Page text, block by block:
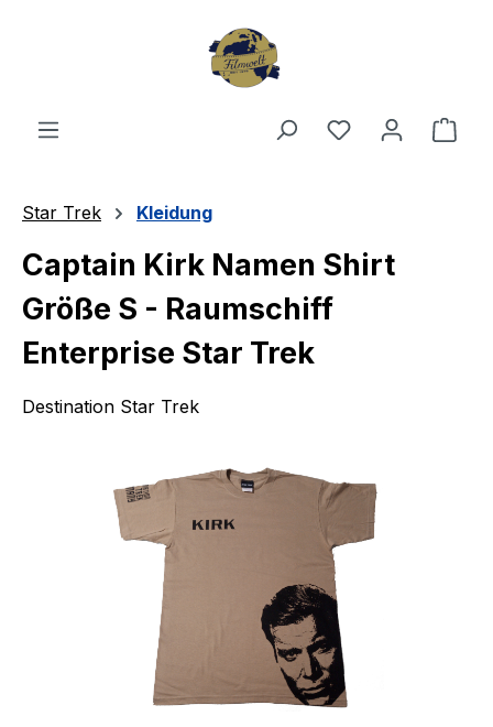
Du hast 0
Star Trek Kleidung
Captain Kirk Namen Shirt
Größe S - Raumschiff
Enterprise Star Trek
Destination Star Trek